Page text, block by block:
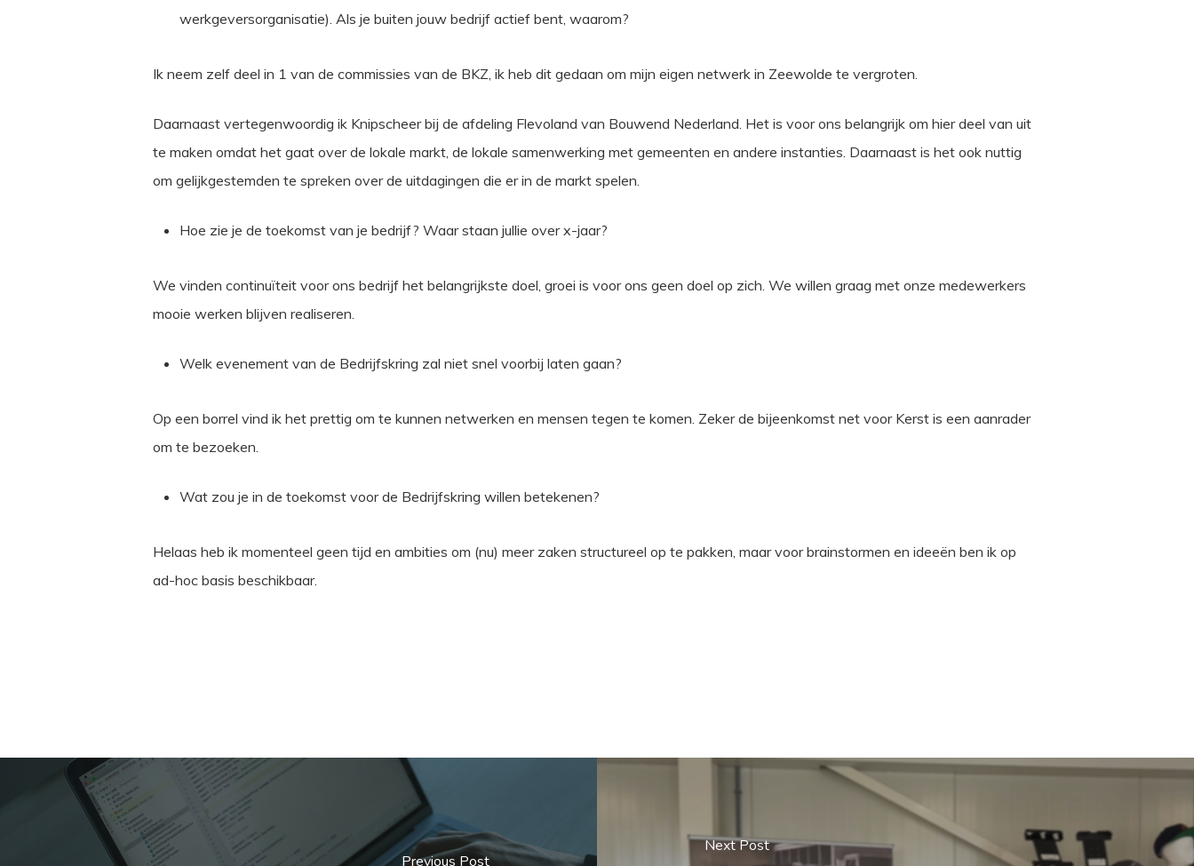
werkgeversorganisatie). Als je buiten jouw bedrijf actief bent, waarom?
Ik neem zelf deel in 1 van de commissies van de BKZ, ik heb dit gedaan om mijn eigen netwerk in Zeewolde te vergroten.
Daarnaast vertegenwoordig ik Knipscheer bij de afdeling Flevoland van Bouwend Nederland. Het is voor ons belangrijk om hier deel van uit
te maken omdat het gaat over de lokale markt, de lokale samenwerking met gemeenten en andere instanties. Daarnaast is het ook nuttig
om gelijkgestemden te spreken over de uitdagingen die er in de markt spelen.
Hoe zie je de toekomst van je bedrijf? Waar staan jullie over x-jaar?
We vinden continuïteit voor ons bedrijf het belangrijkste doel, groei is voor ons geen doel op zich. We willen graag met onze medewerkers
mooie werken blijven realiseren.
Welk evenement van de Bedrijfskring zal niet snel voorbij laten gaan?
Op een borrel vind ik het prettig om te kunnen netwerken en mensen tegen te komen. Zeker de bijeenkomst net voor Kerst is een aanrader
om te bezoeken.
Wat zou je in de toekomst voor de Bedrijfskring willen betekenen?
Helaas heb ik momenteel geen tijd en ambities om (nu) meer zaken structureel op te pakken, maar voor brainstormen en ideeën ben ik op
ad-hoc basis beschikbaar.
Previous Post
Next Post